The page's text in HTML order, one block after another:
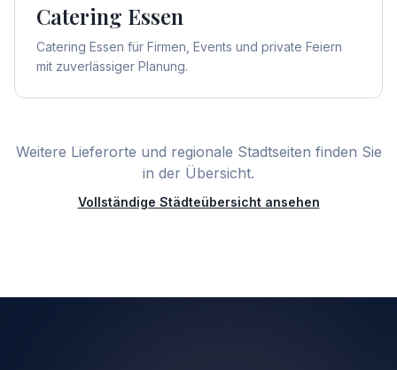
Catering Essen
Catering Essen für Firmen, Events und private Feiern
mit zuverlässiger Planung.
Weitere Lieferorte und regionale Stadtseiten finden Sie
in der Übersicht.
Vollständige Städteübersicht ansehen